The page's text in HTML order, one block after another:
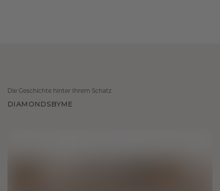
Die Geschichte hinter Ihrem Schatz
DIAMONDSBYME